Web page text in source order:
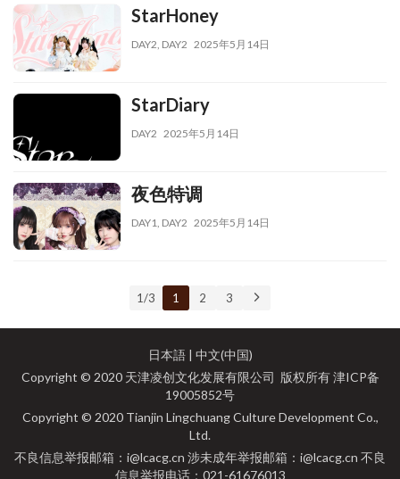
StarHoney
DAY2, DAY2 2025年5月14日
StarDiary
DAY2 2025年5月14日
夜色特调
DAY1, DAY2 2025年5月14日
1 / 3 1 2 3
日本語| 中文(中国)
Copyright © 2020 天津凌创文化发展有限公司 版权所有津ICP备
19005852号
Copyright © 2020 Tianjin Lingchuang Culture Development Co.,
Ltd.
不良信息举报邮箱：i@lcacg.cn 涉未成年举报邮箱：i@lcacg.cn 不良
信息举报电话：021-61676013